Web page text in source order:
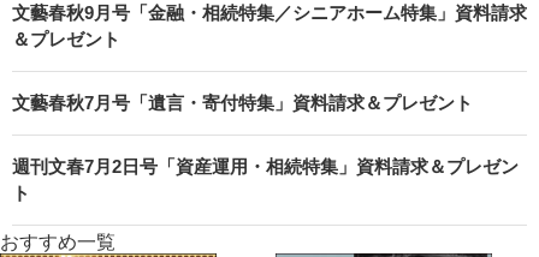
文藝春秋9月号「金融・相続特集／シニアホーム特集」資料請求
＆プレゼント
文藝春秋7月号「遺言・寄付特集」資料請求＆プレゼント
週刊文春7月2日号「資産運用・相続特集」資料請求＆プレゼン
ト
おすすめ一覧